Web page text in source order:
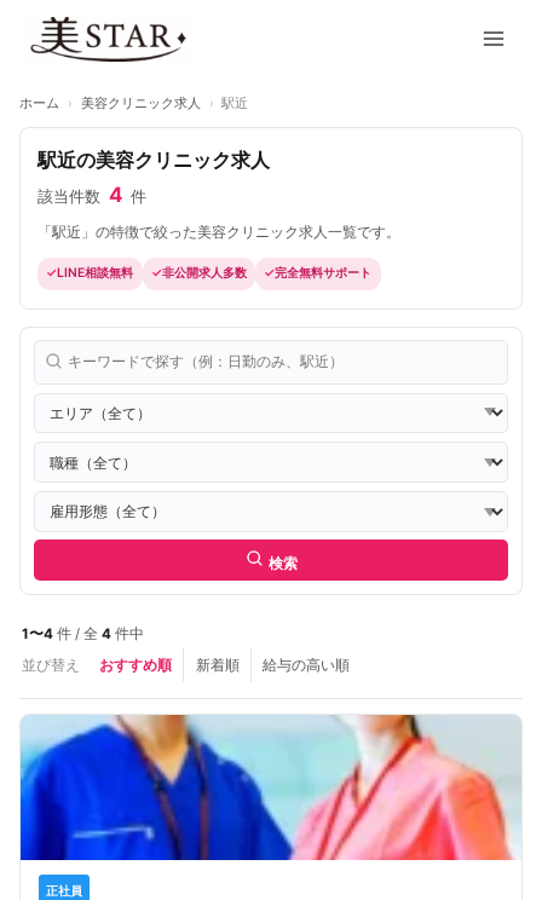
ホーム › 美容クリニック求人 › 駅近
駅近の美容クリニック求人
該当件数 4 件
「駅近」の特徴で絞った美容クリニック求人一覧です。
LINE相談無料 非公開求人多数 完全無料サポート
検索
1〜4件 / 全 4件中
並び替え
おすすめ順 新着順 給与の高い順
正社員